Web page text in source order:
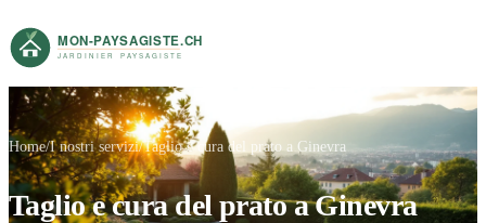
Home I nostri servizi Taglio e cura del prato a Ginevra
Taglio e cura del prato a Ginevra